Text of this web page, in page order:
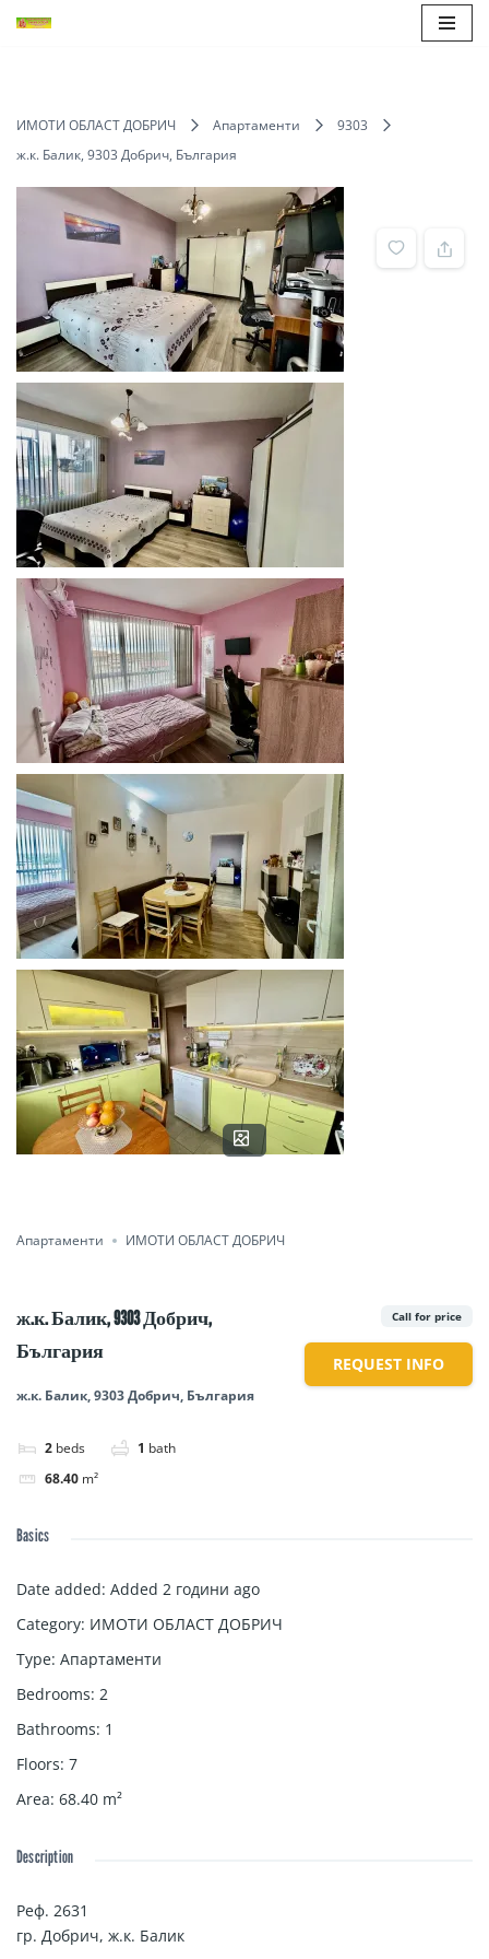
съдържанието
ИМОТИ ОБЛАСТ ДОБРИЧ Апартаменти
9303
ж.к. Балик, 9303 Добрич, България
Апартаменти ИМОТИ ОБЛАСТ ДОБРИЧ
ж.к. Балик, 9303 Добрич,
България
ж.к. Балик, 9303 Добрич, България
2 beds 1 bath
68.40 m²
Call for price
REQUEST INFO
Basics
Date added: Added 2 години ago
Category: ИМОТИ ОБЛАСТ ДОБРИЧ
Type: Апартаменти
Bedrooms: 2
Bathrooms: 1
Floors: 7
Area: 68.40 m²
Description
Реф. 2631
гр. Добрич, ж.к. Балик